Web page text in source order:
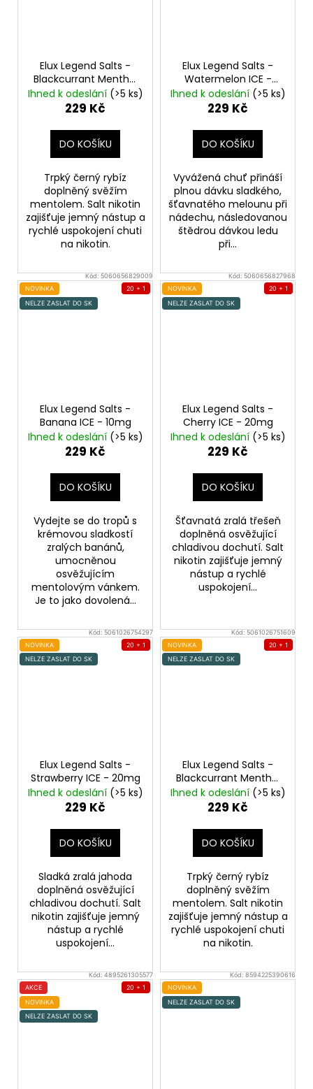
Elux Legend Salts -
Blackcurrant Menthol
- 10mg
Ihned k odeslání (>5 ks)
229 Kč
DO KOŠÍKU
Trpký černý rybíz
doplněný svěžím
mentolem. Salt nikotin
zajišťuje jemný nástup a
rychlé uspokojení chuti
na nikotin.
Elux Legend Salts -
Watermelon ICE -
10mg
Ihned k odeslání (>5 ks)
229 Kč
DO KOŠÍKU
Vyvážená chuť přináší
plnou dávku sladkého,
šťavnatého melounu při
nádechu, následovanou
štědrou dávkou ledu
při...
Kód: 5060656829009
NOVINKA
NELZE ZASLAT DO SK
20 + 1
Elux Legend Salts -
Banana ICE - 10mg
Ihned k odeslání (>5 ks)
229 Kč
DO KOŠÍKU
Vydejte se do tropů s
krémovou sladkostí
zralých banánů,
umocněnou
osvěžujícím
mentolovým vánkem.
Je to jako dovolená...
Kód: 5060656827968
NOVINKA
NELZE ZASLAT DO SK
20 + 1
Elux Legend Salts -
Cherry ICE - 20mg
Ihned k odeslání (>5 ks)
229 Kč
DO KOŠÍKU
Šťavnatá zralá třešeň
doplněná osvěžující
chladivou dochutí. Salt
nikotin zajišťuje jemný
nástup a rychlé
uspokojení...
Kód:5061026754297
NOVINKA
NELZE ZASLAT DO SK
20 + 1
Elux Legend Salts -
Strawberry ICE - 20mg
Ihned k odeslání (>5 ks)
229 Kč
DO KOŠÍKU
Sladká zralá jahoda
doplněná osvěžující
chladivou dochutí. Salt
nikotin zajišťuje jemný
nástup a rychlé
uspokojení...
Kód:5061026751609
NOVINKA
NELZE ZASLAT DO SK
20 + 1
Elux Legend Salts -
Blackcurrant Menthol
- 20mg
Ihned k odeslání (>5 ks)
229 Kč
DO KOŠÍKU
Trpký černý rybíz
doplněný svěžím
mentolem. Salt nikotin
zajišťuje jemný nástup a
rychlé uspokojení chuti
na nikotin.
Kód:4895261305577
AKCE
NOVINKA
NELZE ZASLAT DO SK
20 + 1
Kód:8594225390616
NOVINKA
NELZE ZASLAT DO SK